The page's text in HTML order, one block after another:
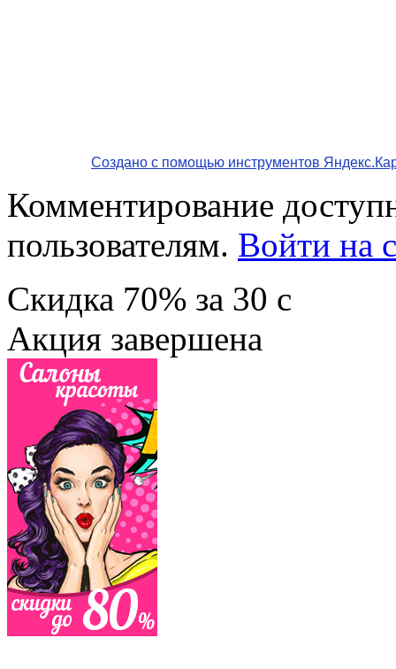
Создано с помощью инструментов
Комментирование
пользователям. Войти на
Скидка 70% за 30 c
Акция завершена